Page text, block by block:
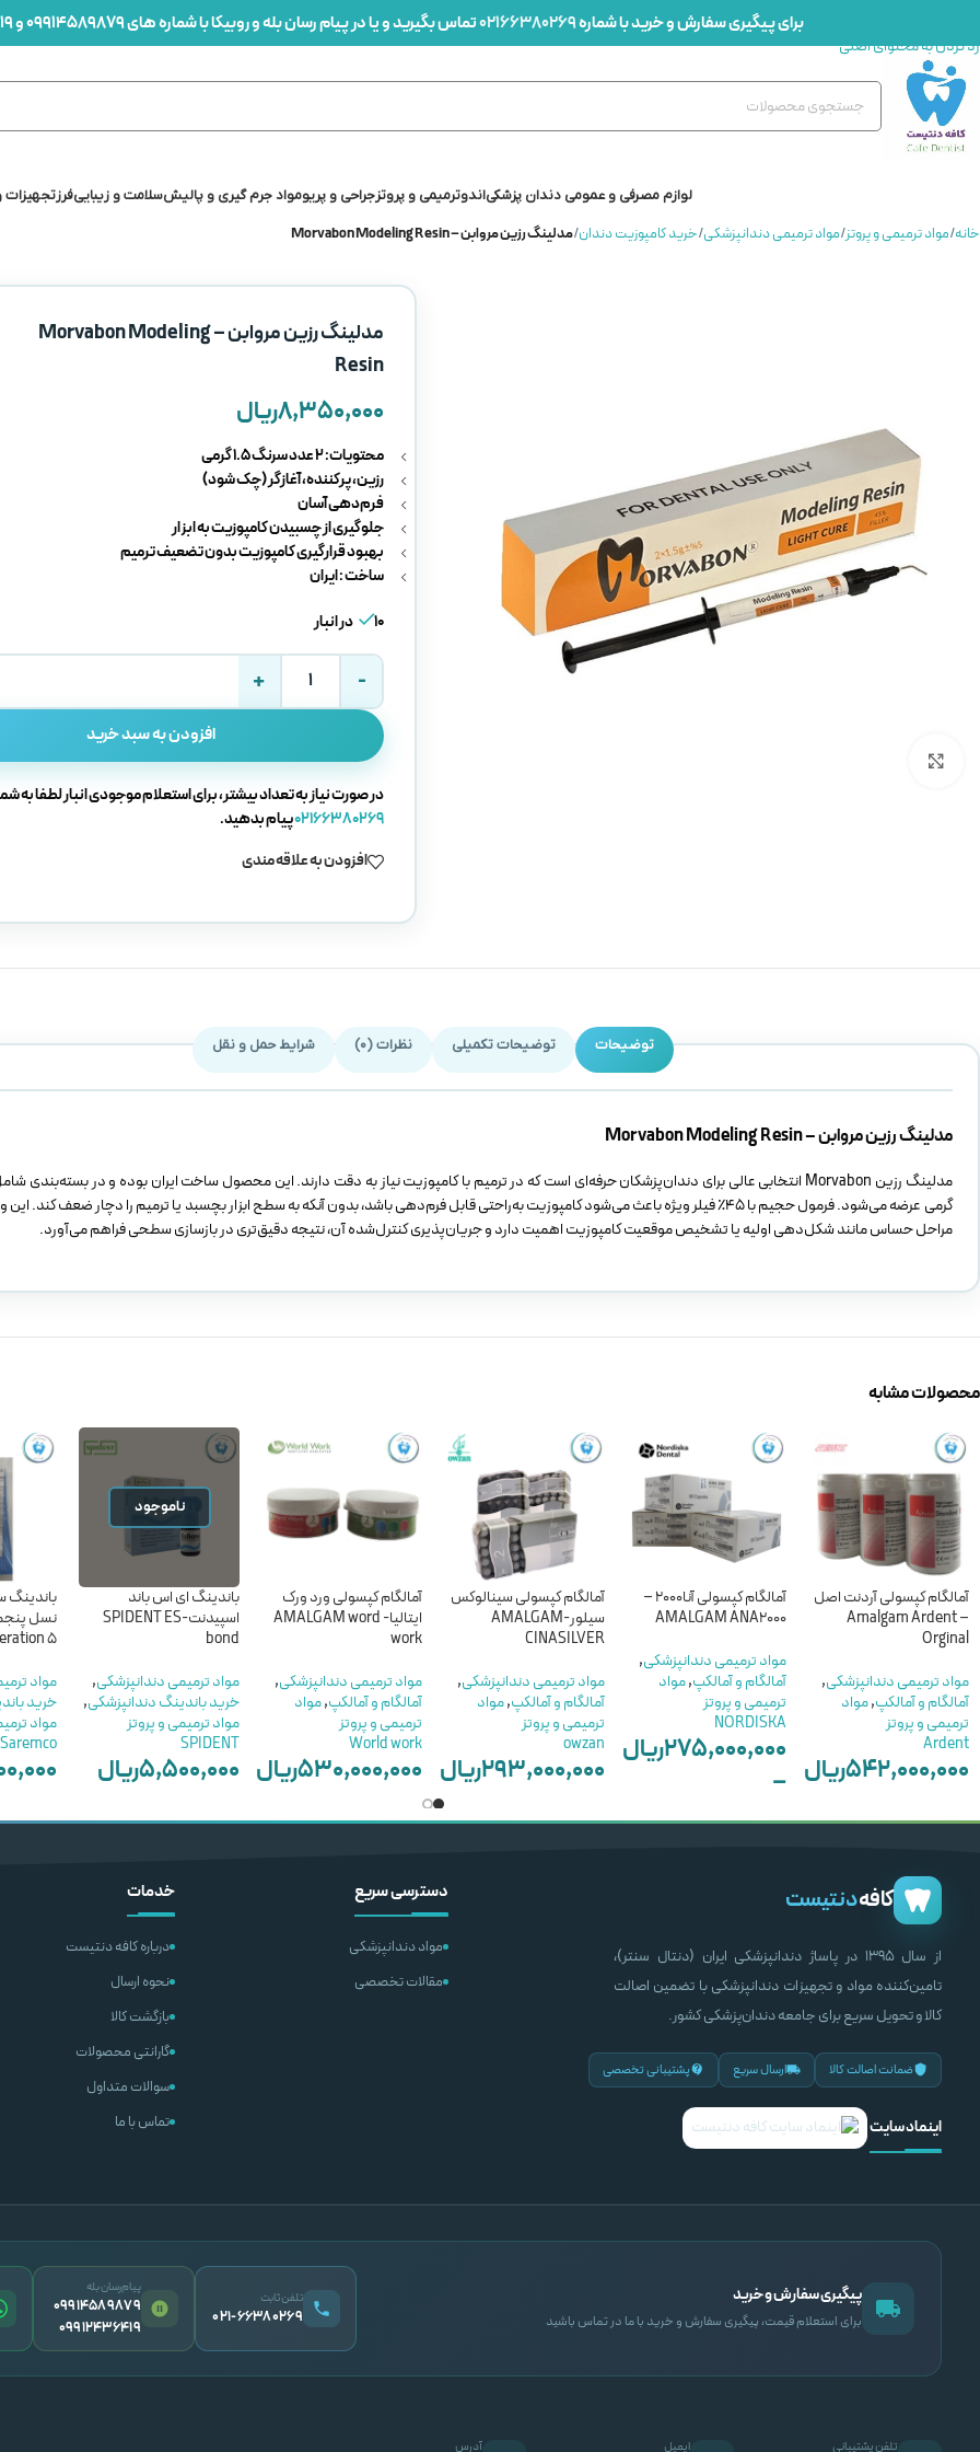
رد کردن به محتوای اصلی
برای پیگیری سفارش و خرید با شماره02166380269تماس بگیرید و یا در پیام رسان بله و روبیکا با شماره های 09914589879 و 09912436419 در ارتباط باشید
لوازم مصرفی و عمومی دندان پزشکیاندوترمیمی و پروتزجراحی و پریومواد جرم گیری و پالیشسلامت و زیباییفرزتجهیزات
خانه/مواد ترمیمی و پروتز/مواد ترمیمی دندانپزشکی/خرید کامپوزیت دندان/مدلينگ رزين مروابن – Morvabon Modeling Resin
مدلينگ رزين مروابن – Morvabon Modeling
Resin
۸,۳۵۰,۰۰۰ریال
محتویات: ۲ عدد سرنگ ۱.۵ گرمی
رزین، پرکننده، آغازگر (چک شود)
فرم‌دهی آسان
جلوگیری از چسبیدن کامپوزیت به ابزار
بهبود قرارگیری کامپوزیت بدون تضعیف ترمیم
ساخت : ایران
10 در انبار
افزودن به سبد خرید
در صورت نیاز به تعداد بیشتر، برای استعلام موجودی انبار لطفا به
02166380269پیام بدهید.
افزودن به علاقه مندی
توضیحات توضیحات تکمیلی نظرات (0) شرایط حمل و نقل
مدلينگ رزين مروابن – Morvabon Modeling Resin
گرمی عرضه می‌شود. فرمول حجیم با ۴۵٪ فیلر ویژه باعث می‌شود کامپوزیت به‌راحتی قابل فرم‌دهی باشد، بدون آنکه به سطح ابزار بچسبد یا ترمیم را دچار ضعف کند.
مراحل حساس مانند شکل‌دهی اولیه یا تشخیص موقعیت کامپوزیت اهمیت دارد و جریان‌پذیری کنترل‌شده آن، نتیجه دقیق‌تری در بازسازی سطحی فراهم می‌آورد.
محصولات مشابه
آمالگام کپسولی آردنت اصل
– Amalgam Ardent
Orginal
مواد ترمیمی دندانپزشکی,
آمالگام و آمالکپ,مواد
ترمیمی و پروتز
Ardent
۵۴۲,۰۰۰,۰۰۰ریال
انتخاب گزینه ها
آمالگام کپسولی آنا2000 –
AMALGAM ANA2000
مواد ترمیمی دندانپزشکی,
آمالگام و آمالکپ,مواد
ترمیمی و پروتز
NORDISKA
۲۷۵,۰۰۰,۰۰۰ریال
–
۳۸,۰۰۰,۰۰۰ریال
آمالگام کپسولی سینالوکس
سیلور-AMALGAM
CINASILVER
مواد ترمیمی دندانپزشکی,
آمالگام و آمالکپ,مواد
ترمیمی و پروتز
owzan
۲۹۳,۰۰۰,۰۰۰ریال
آمالگام کپسولی ورد ورک
ایتالیا- AMALGAM word
work
مواد ترمیمی دندانپزشکی,
آمالگام و آمالکپ,مواد
ترمیمی و پروتز
World work
۵۳۰,۰۰۰,۰۰۰ریال
ناموجود
باندینگ ای اس باند
اسپیدنت-SPIDENT ES
bond
مواد ترمیمی دندانپزشکی,
خرید باندینگ دندانپزشکی,
مواد ترمیمی و پروتز
SPIDENT
۵,۵۰۰,۰۰۰ریال
5
مواد
خرید
مواد
Saremco
کافهدنتیست
از سال ۱۳۹۵ در پاساژ دندانپزشکی ایران (دنتال سنتر)،
تامین‌کننده مواد و تجهیزات دندانپزشکی با تضمین اصالت
کالا و تحویل سریع برای جامعه دندان‌پزشکی کشور.
ضمانت اصالت کالا ارسال سریع پشتیبانی تخصصی
اینماد سایت
دسترسی سریع
مواد دندانپزشکی
مقالات تخصصی
خدمات
درباره کافه دنتیست
نحوه ارسال
بازگشت کالا
گارانتی محصولات
سوالات متداول
تماس با ما
پیگیری سفارش و خرید
برای استعلام قیمت، پیگیری سفارش و خرید با ما در تماس باشید
تلفن ثابت
۰۲۱-۶۶۳۸۰۲۶۹
پیام‌رسان بله
09914589879
09912436419
تلفن پشتیبانی ایمیل آدرس